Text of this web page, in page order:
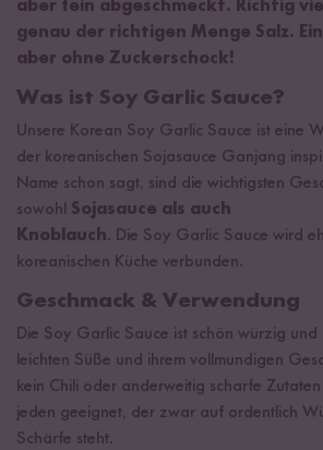
aber fein abgeschmeckt. Richtig
genau der richtigen Menge Salz.
aber ohne Zuckerschock!
Was ist Soy Garlic Sauce?
Unsere Korean Soy Garlic Sauce ist eine
der koreanischen Sojasauce Ganjang
Name schon sagt, sind die wichtigsten
sowohl Sojasauce als auch
Knoblauch. Die Soy Garlic Sauce wird
koreanischen Küche verbunden.
Geschmack & Verwendung
Die Soy Garlic Sauce ist schön würzig und
leichten Süße und ihrem vollmundigen
kein Chili oder anderweitig scharfe
jeden geeignet, der zwar auf ordentlich
Schärfe steht.